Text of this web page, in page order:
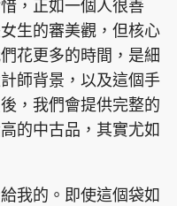
，正如一個人很善
生的審美觀，但核心
花更多的時間，是細
師背景，以及這個手
，我們會提供完整的
的中古品，其實尤如
我的。即使這個袋如